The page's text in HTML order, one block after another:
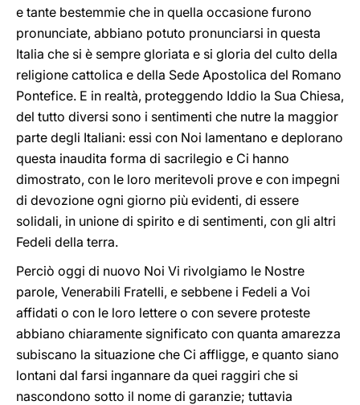
e tante bestemmie che in quella occasione furono
pronunciate, abbiano potuto pronunciarsi in questa
Italia che si è sempre gloriata e si gloria del culto della
religione cattolica e della Sede Apostolica del Romano
Pontefice. E in realtà, proteggendo Iddio la Sua Chiesa,
del tutto diversi sono i sentimenti che nutre la maggior
parte degli Italiani: essi con Noi lamentano e deplorano
questa inaudita forma di sacrilegio e Ci hanno
dimostrato, con le loro meritevoli prove e con impegni
di devozione ogni giorno più evidenti, di essere
solidali, in unione di spirito e di sentimenti, con gli altri
Fedeli della terra.
Perciò oggi di nuovo Noi Vi rivolgiamo le Nostre
parole, Venerabili Fratelli, e sebbene i Fedeli a Voi
affidati o con le loro lettere o con severe proteste
abbiano chiaramente significato con quanta amarezza
subiscano la situazione che Ci affligge, e quanto siano
lontani dal farsi ingannare da quei raggiri che si
nascondono sotto il nome di garanzie; tuttavia